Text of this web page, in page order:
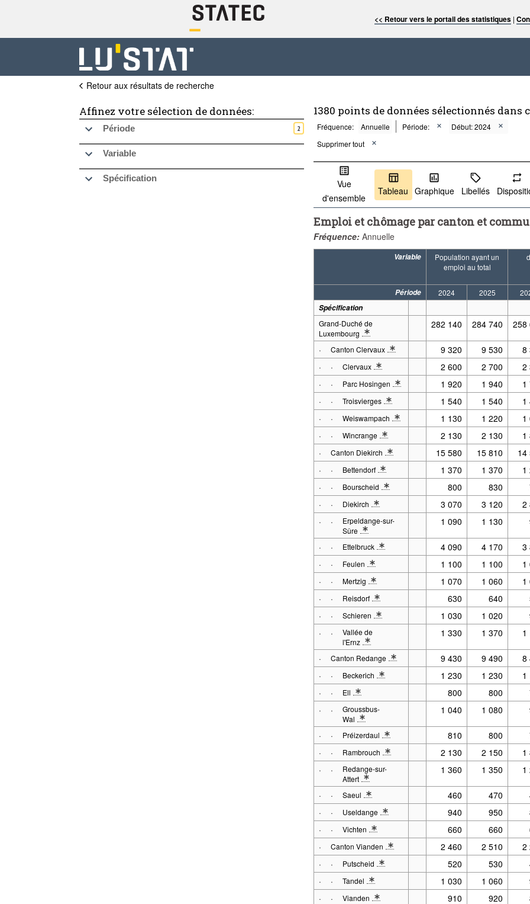
<< Retour vers le portail des statistiques |
Retour aux résultats de recherche
Affinez votre sélection de données:
Période 2
Variable
Spécification
1380 points de données sélectionnés dans
Fréquence: Annuelle Période:
Début: 2024
Supprimer tout
Vue
d'ensemble
Tableau Graphique Libellés
Emploi et chômage par canton et
Fréquence: Annuelle
Variable
Population ayant un
emploi au total
Période 2024 2025
Spécification
Grand-Duché de
Luxembourg
* Note spécification 1: 2001 - 2017 : Situation au 31.12. à partir
282 140 284 740 258
·Canton Clervaux
* Note spécification 1: 2001 - 2017 : Situation au 31.12. à
9 320 9 530 8
· ·Clervaux
* Note spécification 1: 2001 - 2017 : Situation au 31.12.
2 600 2 700 2
· · Parc Hosingen
* Note spécification 1: 2001 - 2017 : Situation au 31.12.
1 920 1 940 1
· ·Troisvierges
* Note spécification 1: 2001 - 2017 : Situation au 31.12.
1 540 1 540 1
· ·Weiswampach
* Note spécification 1: 2001 - 2017 : Situation au 31.12.
1 130 1 220 1
· ·Wincrange
* Note spécification 1: 2001 - 2017 : Situation au 31.12.
2 130 2 130 1
·Canton Diekirch
* Note spécification 1: 2001 - 2017 : Situation au 31.12. à
15 580 15 810 14
· · Bettendorf
* Note spécification 1: 2001 - 2017 : Situation au 31.12.
1 370 1 370 1
· · Bourscheid
* Note spécification 1: 2001 - 2017 : Situation au 31.12.
800 830
· · Diekirch
* Note spécification 1: 2001 - 2017 : Situation au 31.12.
3 070 3 120 2
· ·
Erpeldange-sur-
Sûre
* Note spécification 1: 2001 - 2017 : Situation au 31.12.
1 090 1 130
· · Ettelbruck
* Note spécification 1: 2001 - 2017 : Situation au 31.12.
4 090 4 170 3
· · Feulen
* Note spécification 1: 2001 - 2017 : Situation au 31.12.
1 100 1 100 1
· ·Mertzig
* Note spécification 1: 2001 - 2017 : Situation au 31.12.
1 070 1 060 1
· · Reisdorf
* Note spécification 1: 2001 - 2017 : Situation au 31.12.
630 640
· ·Schieren
* Note spécification 1: 2001 - 2017 : Situation au 31.12.
1 030 1 020
· ·Vallée de
l'Ernz
* Note spécification 1: 2001 - 2017 : Situation au 31.12.
1 330 1 370 1
·Canton Redange
* Note spécification 1: 2001 - 2017 : Situation au 31.12. à
9 430 9 490 8
· · Beckerich
* Note spécification 1: 2001 - 2017 : Situation au 31.12.
1 230 1 230 1
· · Ell
* Note spécification 1: 2001 - 2017 : Situation au 31.12.
800 800
· ·Groussbus-
Wal
* Note spécification 1: 2001 - 2017 : Situation au 31.12.
1 040 1 080
· · Préizerdaul
* Note spécification 1: 2001 - 2017 : Situation au 31.12.
810 800
· · Rambrouch
* Note spécification 1: 2001 - 2017 : Situation au 31.12.
2 130 2 150 1
· ·
Redange-sur-
Attert
* Note spécification 1: 2001 - 2017 : Situation au 31.12.
1 360 1 350 1
· ·Saeul
* Note spécification 1: 2001 - 2017 : Situation au 31.12.
460 470
· · Useldange
* Note spécification 1: 2001 - 2017 : Situation au 31.12.
940 950
· ·Vichten
* Note spécification 1: 2001 - 2017 : Situation au 31.12.
660 660
·Canton Vianden
* Note spécification 1: 2001 - 2017 : Situation au 31.12. à
2 460 2 510 2
· · Putscheid
* Note spécification 1: 2001 - 2017 : Situation au 31.12.
520 530
· ·Tandel
* Note spécification 1: 2001 - 2017 : Situation au 31.12.
1 030 1 060
· ·Vianden 910 920